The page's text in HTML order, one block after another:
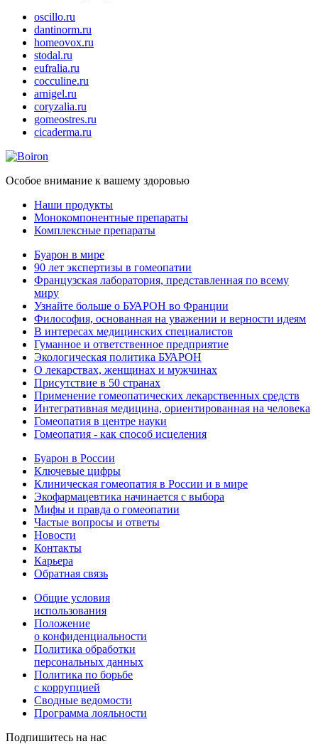
oscillo.ru
dantinorm.ru
homeovox.ru
stodal.ru
eufralia.ru
cocculine.ru
arnigel.ru
coryzalia.ru
gomeostres.ru
cicaderma.ru
Особое внимание к вашему здоровью
Наши продукты
Монокомпонентные препараты
Комплексные препараты
Буарон в мире
90 лет экспертизы в гомеопатии
Французская лаборатория, представленная по всему
миру
Узнайте больше о БУАРОН во Франции
Философия, основанная на уважении и верности идеям
В интересах медицинских специалистов
Гуманное и ответственное предприятие
Экологическая политика БУАРОН
О лекарствах, женщинах и мужчинах
Присутствие в 50 странах
Применение гомеопатических лекарственных средств
Интегративная медицина, ориентированная на человека
Гомеопатия в центре науки
Гомеопатия - как способ исцеления
Буарон в России
Ключевые цифры
Клиническая гомеопатия в России и в мире
Экофармацевтика начинается с выбора
Мифы и правда о гомеопатии
Частые вопросы и ответы
Новости
Контакты
Карьера
Обратная связь
Общие условия
использования
Положение
о конфиденциальности
Политика обработки
персональных данных
Политика по борьбе
с коррупцией
Сводные ведомости
Программа лояльности
Подпишитесь на нас